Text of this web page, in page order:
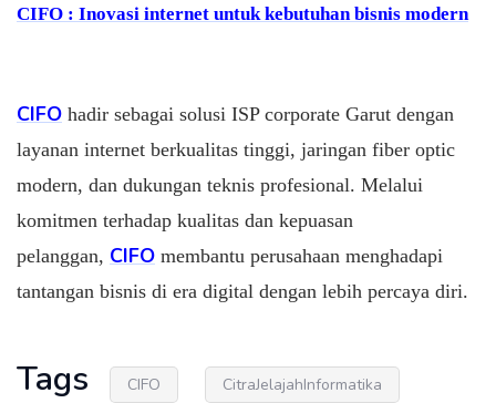
CIFO : Inovasi internet untuk kebutuhan bisnis modern
CIFO hadir sebagai solusi ISP corporate Garut dengan
layanan internet berkualitas tinggi, jaringan fiber optic
modern, dan dukungan teknis profesional. Melalui
komitmen terhadap kualitas dan kepuasan
pelanggan, CIFO membantu perusahaan menghadapi
tantangan bisnis di era digital dengan lebih percaya diri.
Tags CIFO CitraJelajahInformatika